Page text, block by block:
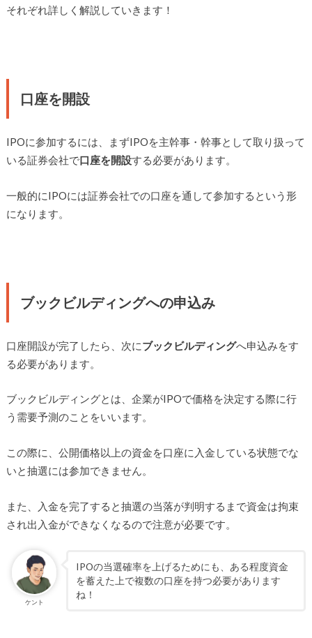
それぞれ詳しく解説していきます！
口座を開設
IPOに参加するには、まずIPOを主幹事・幹事として取り扱って
いる証券会社で口座を開設する必要があります。
一般的にIPOには証券会社での口座を通して参加するという形
になります。
ブックビルディングへの申込み
口座開設が完了したら、次にブックビルディングへ申込みをす
る必要があります。
ブックビルディングとは、企業がIPOで価格を決定する際に行
う需要予測のことをいいます。
この際に、公開価格以上の資金を口座に入金している状態でな
いと抽選には参加できません。
また、入金を完了すると抽選の当落が判明するまで資金は拘束
され出入金ができなくなるので注意が必要です。
ケント
IPOの当選確率を上げるためにも、ある程度資金
を蓄えた上で複数の口座を持つ必要があります
ね！